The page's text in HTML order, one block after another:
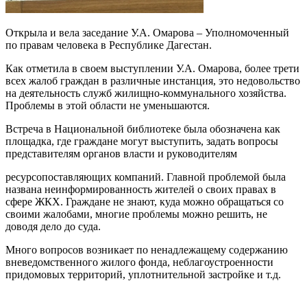
Открыла и вела заседание У.А. Омарова – Уполномоченный
по правам человека в Республике Дагестан.
Как отметила в своем выступлении У.А. Омарова, более трети
всех жалоб граждан в различные инстанция, это недовольство
на деятельность служб жилищно-коммунального хозяйства.
Проблемы в этой области не уменьшаются.
Встреча в Национальной библиотеке была обозначена как
площадка, где граждане могут выступить, задать вопросы
представителям органов власти и руководителям
ресурсопоставляющих компаний. Главной проблемой была
названа неинформированность жителей о своих правах в
сфере ЖКХ. Граждане не знают, куда можно обращаться со
своими жалобами, многие проблемы можно решить, не
доводя дело до суда.
Много вопросов возникает по ненадлежащему содержанию
вневедомственного жилого фонда, неблагоустроенности
придомовых территорий, уплотнительной застройке и т.д.